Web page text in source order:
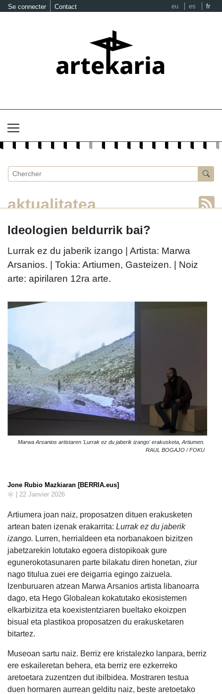
Se connecter Contact eu es fr
aktualitatea
Ideologien beldurrik bai?
Lurrak ez du jaberik izango | Artista: Marwa
Arsanios. | Tokia: Artiumen, Gasteizen. | Noiz
arte: apirilaren 12ra arte.
Marwa Arsanios artistaren 'Lurrak ez du jaberik izango' erakusketa, Artiumen.
RAUL BOGAJO / FOKU
Jone Rubio Mazkiaran [BERRIA.eus]
| 22 Janvier 2026
Artiumera joan naiz, proposatzen dituen erakusketen
artean baten izenak erakarrita: Lurrak ez du jaberik
izango. Lurren, herrialdeen eta norbanakoen bizitzen
jabetzarekin lotutako egoera distopikoak gure
egunerokotasunaren parte bilakatu diren honetan, ziur
nago titulua zuei ere deigarria egingo zaizuela.
Izenburuaren atzean Marwa Arsanios artista libanoarra
dago, eta Hego Globalean kokatutako ekosistemen
elkarbizitza eta koexistentziaren bueltako ekoizpen
bisual eta plastikoa proposatzen du erakusketaren
bitartez.
Museoan sartu naiz. Berriz ere kristalezko lanpara, berriz
ere eskaileretan behera, eta berriz ere ezkerreko
aretoetara zuzentzen dut ibilbidea. Mostraren testua
duen hormaren aurrean gelditu naiz, beste aretoetako